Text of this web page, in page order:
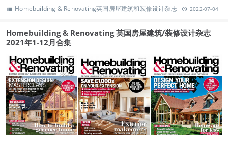
Homebuilding & Renovating英国房屋建筑和装修设计杂志 2022-07-04
Homebuilding & Renovating 英国房屋建筑/装修设计杂志
2021年1-12月合集